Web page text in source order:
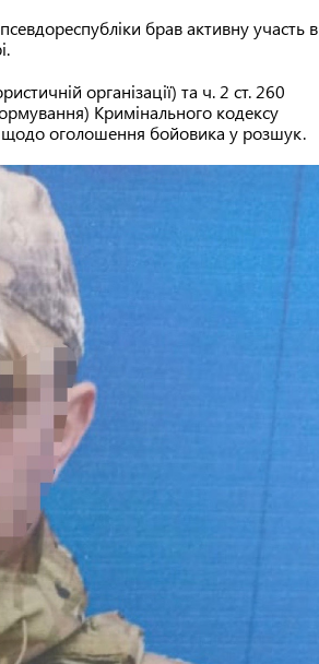
брав активну участь в
організації) та ч. 2 ст. 260
Кримінального кодексу
щодо оголошення бойовика у розшук.